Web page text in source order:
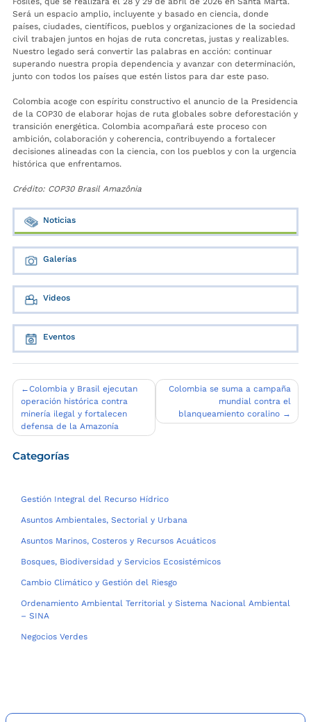
Será un espacio amplio, incluyente y basado en ciencia, donde
países, ciudades, científicos, pueblos y organizaciones de la sociedad
civil trabajen juntos en hojas de ruta concretas, justas y realizables.
Nuestro legado será convertir las palabras en acción: continuar
superando nuestra propia dependencia y avanzar con determinación,
junto con todos los países que estén listos para dar este paso.
Colombia acoge con espíritu constructivo el anuncio de la Presidencia
de la COP30 de elaborar hojas de ruta globales sobre deforestación y
transición energética. Colombia acompañará este proceso con
ambición, colaboración y coherencia, contribuyendo a fortalecer
decisiones alineadas con la ciencia, con los pueblos y con la urgencia
histórica que enfrentamos.
Crédito: COP30 Brasil Amazônia
Noticias
Galerías
Videos
Eventos
Navegación
de
entradas
Colombia y Brasil ejecutan
operación histórica contra
minería ilegal y fortalecen
defensa de la Amazonía
Colombia se suma a campaña
mundial contra el
blanqueamiento coralino
Categorías
Gestión Integral del Recurso Hídrico
Asuntos Ambientales, Sectorial y Urbana
Asuntos Marinos, Costeros y Recursos Acuáticos
Bosques, Biodiversidad y Servicios Ecosistémicos
Cambio Climático y Gestión del Riesgo
Ordenamiento Ambiental Territorial y Sistema Nacional Ambiental
– SINA
Negocios Verdes